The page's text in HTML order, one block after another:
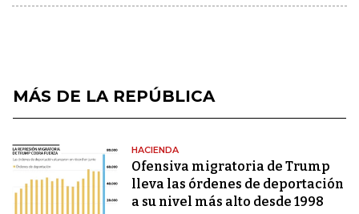
MÁS DE LA REPÚBLICA
HACIENDA
Ofensiva migratoria de Trump
lleva las órdenes de deportación
a su nivel más alto desde 1998